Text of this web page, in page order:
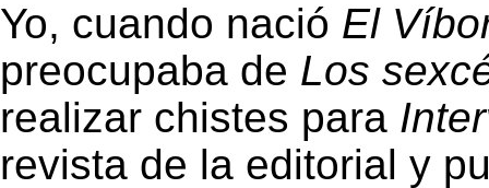
Yo, cuando nació El
preocupaba de Los
realizar chistes para
revista de la editorial y